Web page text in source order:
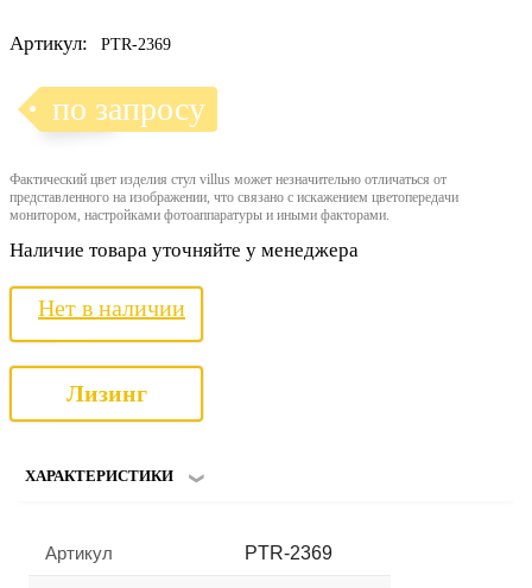
Артикул: PTR-2369
по запросу
Фактический цвет изделия стул villus может незначительно отличаться от
представленного на изображении, что связано с искажением цветопередачи
монитором, настройками фотоаппаратуры и иными факторами.
Наличие товара уточняйте у менеджера
Нет в наличии
Лизинг
ХАРАКТЕРИСТИКИ
Артикул PTR-2369